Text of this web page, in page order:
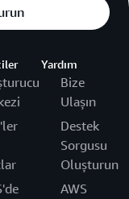
Yardım
Bize
Ulaşın
Destek
Sorgusu
Oluşturun
AWS